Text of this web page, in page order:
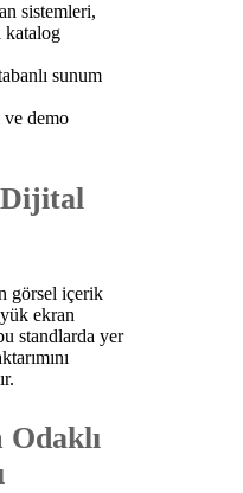
sistemleri,
katalog
sunum
demo
Dijital
görsel içerik
ekran
standlarda yer